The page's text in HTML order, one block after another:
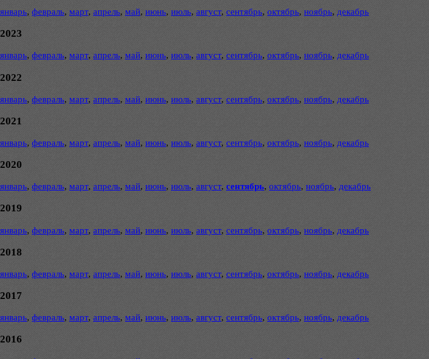
январь, февраль, март, апрель, май, июнь, июль, август, сентябрь, октябрь, ноябрь, декабрь
2023
январь, февраль, март, апрель, май, июнь, июль, август, сентябрь, октябрь, ноябрь, декабрь
2022
январь, февраль, март, апрель, май, июнь, июль, август, сентябрь, октябрь, ноябрь, декабрь
2021
январь, февраль, март, апрель, май, июнь, июль, август, сентябрь, октябрь, ноябрь, декабрь
2020
январь, февраль, март, апрель, май, июнь, июль, август, сентябрь, октябрь, ноябрь, декабрь
2019
январь, февраль, март, апрель, май, июнь, июль, август, сентябрь, октябрь, ноябрь, декабрь
2018
январь, февраль, март, апрель, май, июнь, июль, август, сентябрь, октябрь, ноябрь, декабрь
2017
январь, февраль, март, апрель, май, июнь, июль, август, сентябрь, октябрь, ноябрь, декабрь
2016